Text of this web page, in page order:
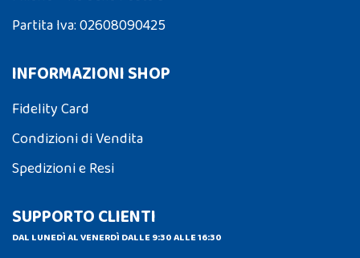
Partita Iva: 02608090425
INFORMAZIONI SHOP
Fidelity Card
Condizioni di Vendita
Spedizioni e Resi
SUPPORTO CLIENTI
DAL LUNEDÌ AL VENERDÌ DALLE 9:30 ALLE 16:30